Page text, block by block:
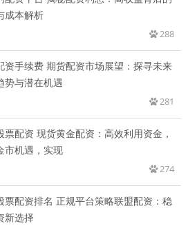
成本解析
288
资手续费 期货配资市场展望：探寻未来
势与潜在机遇
281
票配资 现货黄金配资：高效利用资金，
市机遇，实现
274
票配资排名 正规平台策略联盟配资：稳
新选择